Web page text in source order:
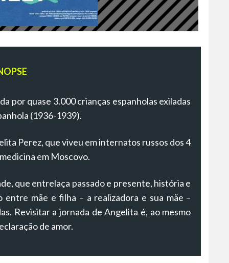
por quase 3.000 crianças espanholas exiladas
(1936-1939).
Perez, que viveu em internatos russos dos 4
em Moscovo.
que entrelaça passado e presente, história e
mãe e filha – a realizadora e sua mãe –
Revisitar a jornada de Angelita é, ao mesmo
de amor.